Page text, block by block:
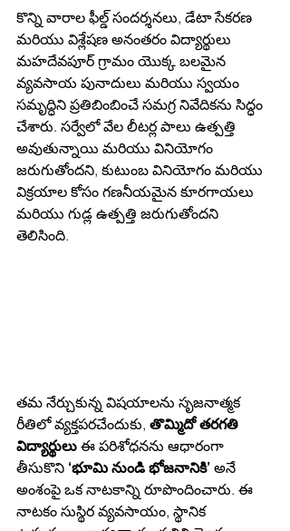
కొన్ని వారాల ఫీల్డ్ సందర్శనలు, డేటా సేకరణ
మరియు విశ్లేషణ అనంతరం విద్యార్థులు
మహదేవపూర్ గ్రామం యొక్క బలమైన
వ్యవసాయ పునాదులు మరియు స్వయం
సమృద్ధిని ప్రతిబింబించే సమగ్ర నివేదికను సిద్ధం
చేశారు. సర్వేలో వేల లీటర్ల పాలు ఉత్పత్తి
అవుతున్నాయి మరియు వినియోగం
జరుగుతోందని, కుటుంబ వినియోగం మరియు
విక్రయాల కోసం గణనీయమైన కూరగాయలు
మరియు గుడ్ల ఉత్పత్తి జరుగుతోందని
తెలిసింది.
తమ నేర్చుకున్న విషయాలను సృజనాత్మక
రీతిలో వ్యక్తపరచేందుకు, తొమ్మిదో తరగతి
విద్యార్థులు ఈ పరిశోధనను ఆధారంగా
తీసుకొని ‘భూమి నుండి భోజనానికి’ అనే
అంశంపై ఒక నాటకాన్ని రూపొందించారు. ఈ
నాటకం సుస్థిర వ్యవసాయం, స్థానిక